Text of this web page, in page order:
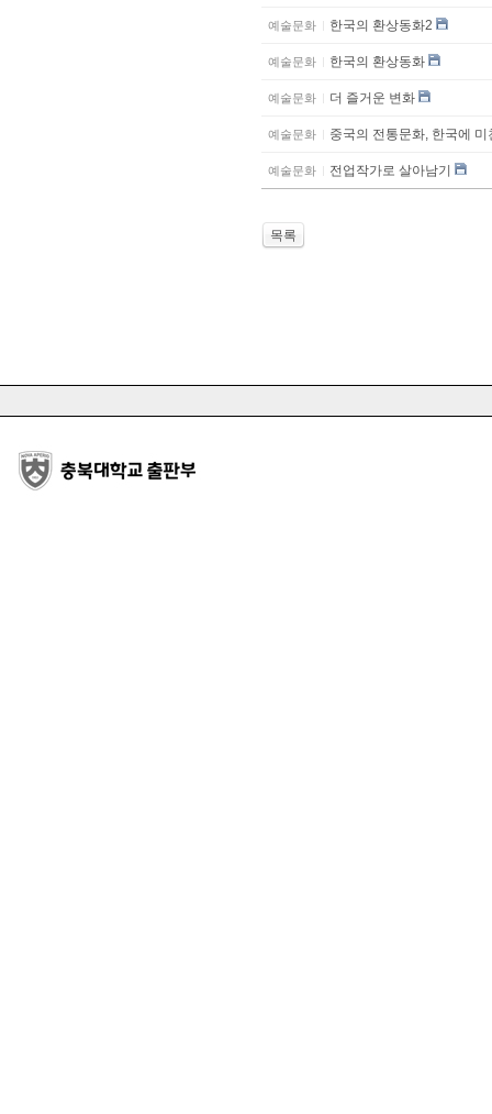
예술문화 한국의 환상동화2
예술문화 한국의 환상동화
예술문화 더 즐거운 변화
예술문화 중국의 전통문화, 한국에 미
예술문화 전업작가로 살아남기
목록